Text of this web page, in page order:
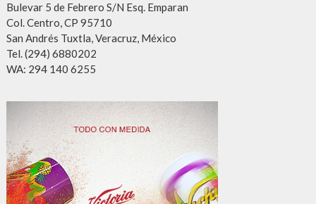
Bulevar 5 de Febrero S/N Esq. Emparan
Col. Centro, CP 95710
San Andrés Tuxtla, Veracruz, México
Tel. (294) 6880202
WA: 294 140 6255